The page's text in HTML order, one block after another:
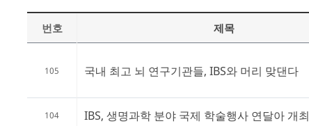
번호 제목
105 국내 최고 뇌 연구기관들, IBS와 머리 맞댄다
104 IBS, 생명과학 분야 국제 학술행사 연달아 개최